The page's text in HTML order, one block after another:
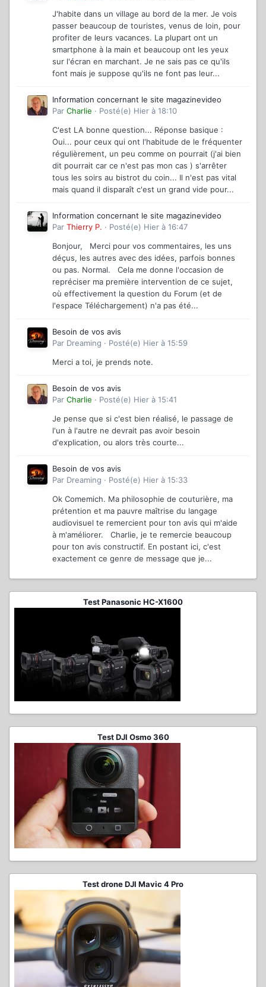
J'habite dans un village au bord de la mer. Je vois
passer beaucoup de touristes, venus de loin, pour
profiter de leurs vacances. La plupart ont un
smartphone à la main et beaucoup ont les yeux
sur l'écran en marchant. Je ne sais pas ce qu'ils
font mais je suppose qu'ils ne font pas leur...
Information concernant le site magazinevideo
Par Charlie · Posté(e) Hier à 18:10
C'est LA bonne question... Réponse basique :
Oui... pour ceux qui ont l'habitude de le fréquenter
régulièrement, un peu comme on pourrait (j'ai bien
dit pourrait car ce n'est pas mon cas ) s'arrêter
tous les soirs au bistrot du coin... Il n'est pas vital
mais quand il disparaît c'est un grand vide pour...
Information concernant le site magazinevideo
Par Thierry P. · Posté(e) Hier à 16:47
Bonjour, Merci pour vos commentaires, les uns
déçus, les autres avec des idées, parfois bonnes
ou pas. Normal. Cela me donne l'occasion de
repréciser ma première intervention de ce sujet,
où effectivement la question du Forum (et de
l'espace Téléchargement) n'a pas été...
Besoin de vos avis
Par Dreaming · Posté(e) Hier à 15:59
Merci a toi, je prends note.
Besoin de vos avis
Par Charlie · Posté(e) Hier à 15:41
Je pense que si c'est bien réalisé, le passage de
l'un à l'autre ne devrait pas avoir besoin
d'explication, ou alors très courte...
Besoin de vos avis
Par Dreaming · Posté(e) Hier à 15:33
Ok Comemich. Ma philosophie de couturière, ma
prétention et ma pauvre maîtrise du langage
audiovisuel te remercient pour ton avis qui m'aide
à m'améliorer. Charlie, je te remercie beaucoup
pour ton avis constructif. En postant ici, c'est
exactement ce genre de message que je...
Test Panasonic HC-X1600
Test DJI Osmo 360
Test drone DJI Mavic 4 Pro